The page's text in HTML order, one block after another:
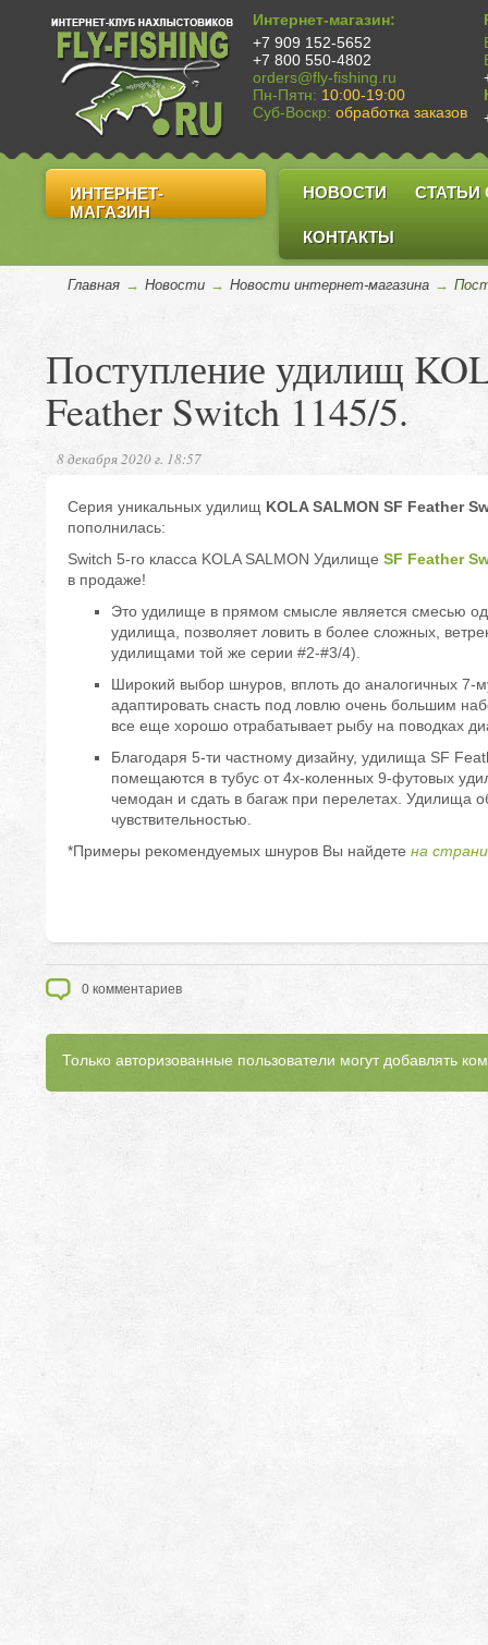
Интернет-магазин:
+7 909 152-5652
+7 800 550-4802
orders@fly-fishing.ru
Пн-Пятн: 10:00-19:00
Суб-Воскр: обработка заказов
ИНТЕРНЕТ-
МАГАЗИН
НОВОСТИ СТАТЬИ
КОНТАКТЫ
Главная → Новости → Новости интернет-магазина →
Поступление удилищ
Feather Switch 1145/5.
8 декабря 2020 г. 18:57
Серия уникальных удилищ KOLA SALMON SF Feather
пополнилась:
Switch 5-го класса KOLA SALMON Удилище SF Feather
в продаже!
Это удилище в прямом смысле является смесью
удилища, позволяет ловить в более сложных,
удилищами той же серии #2-#3/4).
Широкий выбор шнуров, вплоть до аналогичных 7-
адаптировать снасть под ловлю очень большим
все еще хорошо отрабатывает рыбу на поводках
Благодаря 5-ти частному дизайну, удилища SF
помещаются в тубус от 4х-коленных 9-футовых
чемодан и сдать в багаж при перелетах. Удилища
чувствительностью.
*Примеры рекомендуемых шнуров Вы найдете на
0 комментариев
Только авторизованные пользователи могут добавлять